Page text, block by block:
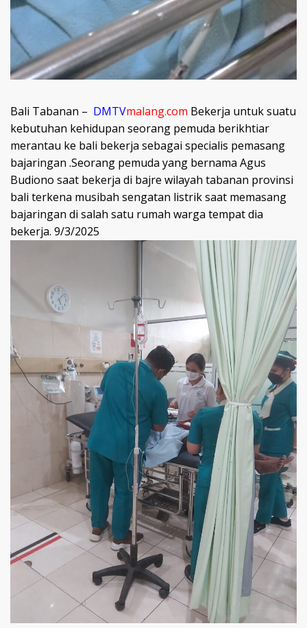
Bali Tabanan – DMTVmalang.com Bekerja untuk suatu
kebutuhan kehidupan seorang pemuda berikhtiar
merantau ke bali bekerja sebagai specialis pemasang
bajaringan .Seorang pemuda yang bernama Agus
Budiono saat bekerja di bajre wilayah tabanan provinsi
bali terkena musibah sengatan listrik saat memasang
bajaringan di salah satu rumah warga tempat dia
bekerja. 9/3/2025